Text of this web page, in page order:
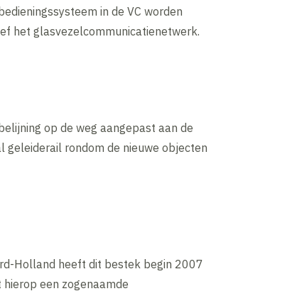
in de VC worden
het glasvezelcommunicatienetwerk.
op de weg aangepast aan de
geleiderail rondom de nieuwe objecten
Holland heeft dit bestek begin 2007
een zogenaamde